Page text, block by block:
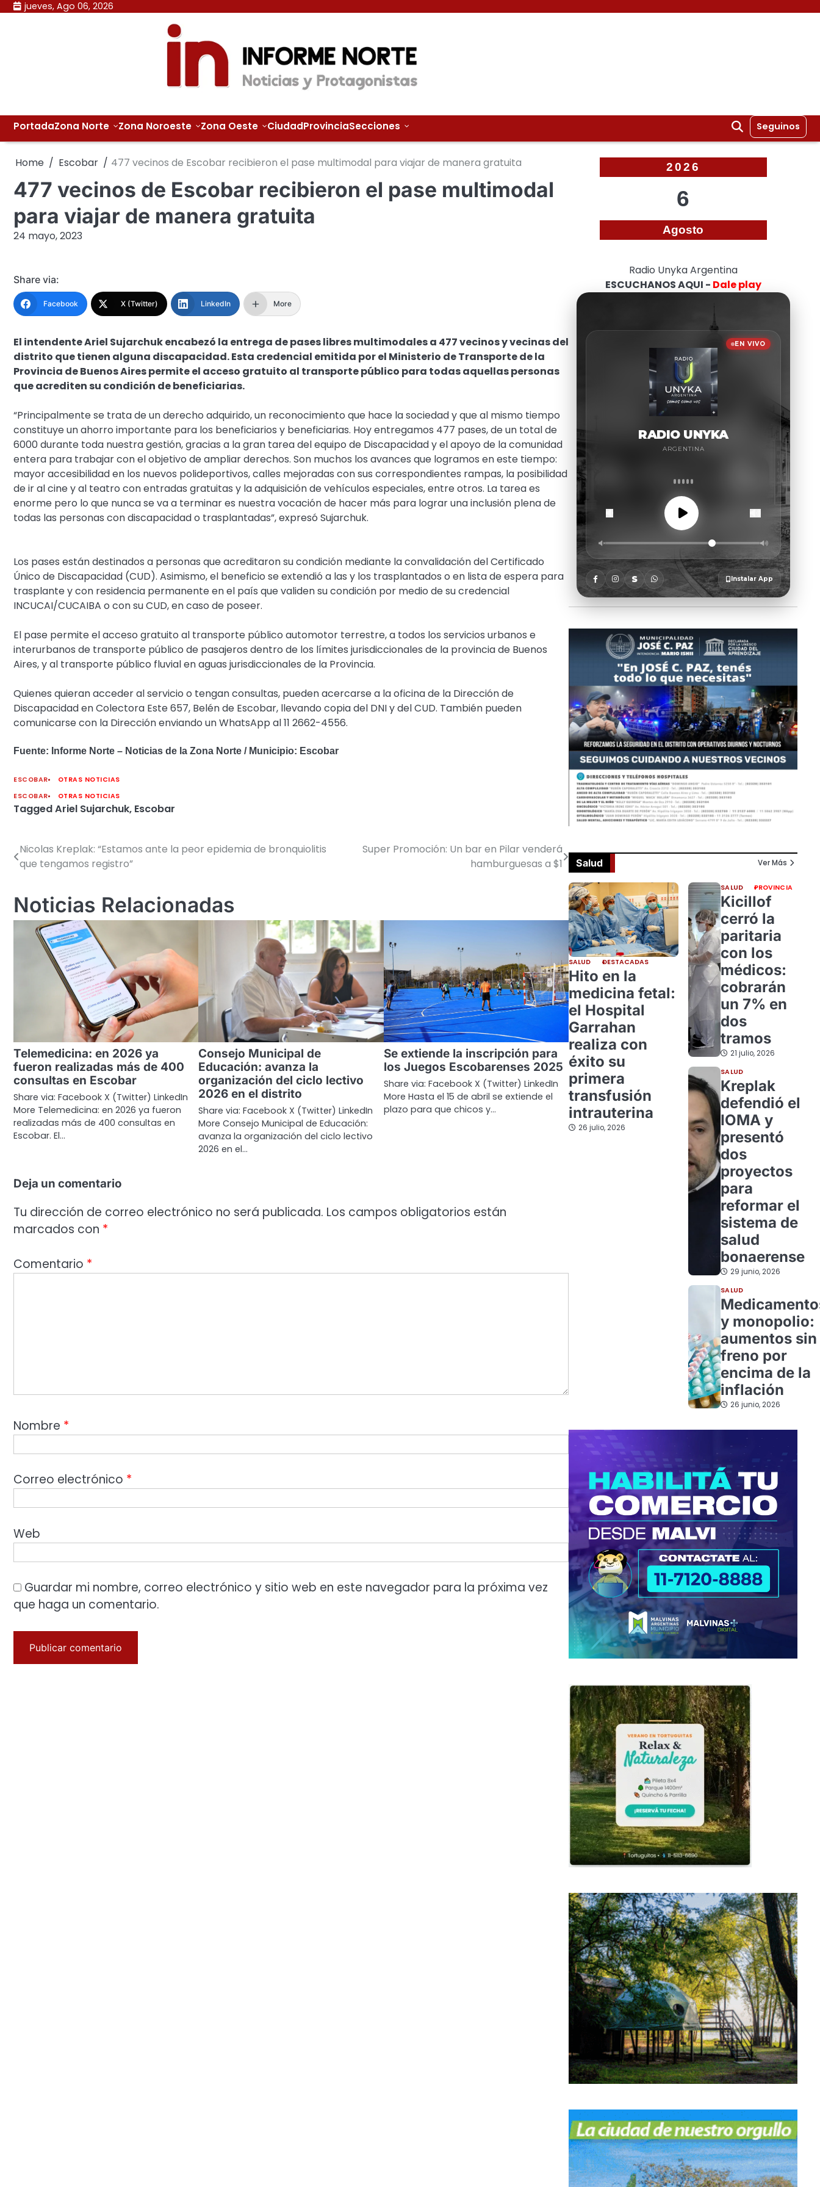
Skip jueves, Ago 06, 2026
PortadaZona Norte Zona Noroeste Zona Oeste CiudadProvinciaSecciones Seguinos
Home Escobar 477 vecinos de Escobar recibieron el pase multimodal para viajar de manera gratuita
477 vecinos de Escobar recibieron el pase multimodal
para viajar de manera gratuita
24 mayo, 2023
Share via:
Facebook X (Twitter) LinkedIn More
El intendente Ariel Sujarchuk encabezó la entrega de pases libres multimodales a 477 vecinos y vecinas del
distrito que tienen alguna discapacidad. Esta credencial emitida por el Ministerio de Transporte de la
Provincia de Buenos Aires permite el acceso gratuito al transporte público para todas aquellas personas
que acrediten su condición de beneficiarias.
“Principalmente se trata de un derecho adquirido, un reconocimiento que hace la sociedad y que al mismo tiempo
constituye un ahorro importante para los beneficiarios y beneficiarias. Hoy entregamos 477 pases, de un total de
6000 durante toda nuestra gestión, gracias a la gran tarea del equipo de Discapacidad y el apoyo de la comunidad
entera para trabajar con el objetivo de ampliar derechos. Son muchos los avances que logramos en este tiempo:
mayor accesibilidad en los nuevos polideportivos, calles mejoradas con sus correspondientes rampas, la posibilidad
de ir al cine y al teatro con entradas gratuitas y la adquisición de vehículos especiales, entre otros. La tarea es
enorme pero lo que nunca se va a terminar es nuestra vocación de hacer más para lograr una inclusión plena de
todas las personas con discapacidad o trasplantadas”, expresó Sujarchuk.
Los pases están destinados a personas que acreditaron su condición mediante la convalidación del Certificado
Único de Discapacidad (CUD). Asimismo, el beneficio se extendió a las y los trasplantados o en lista de espera para
trasplante y con residencia permanente en el país que validen su condición por medio de su credencial
INCUCAI/CUCAIBA o con su CUD, en caso de poseer.
El pase permite el acceso gratuito al transporte público automotor terrestre, a todos los servicios urbanos e
interurbanos de transporte público de pasajeros dentro de los límites jurisdiccionales de la provincia de Buenos
Aires, y al transporte público fluvial en aguas jurisdiccionales de la Provincia.
Quienes quieran acceder al servicio o tengan consultas, pueden acercarse a la oficina de la Dirección de
Discapacidad en Colectora Este 657, Belén de Escobar, llevando copia del DNI y del CUD. También pueden
comunicarse con la Dirección enviando un WhatsApp al 11 2662-4556.
Fuente: Informe Norte – Noticias de la Zona Norte / Municipio: Escobar
ESCOBAR
OTRAS NOTICIAS
ESCOBAR
OTRAS NOTICIAS
TaggedAriel Sujarchuk, Escobar
Navegación
de
entradas
Nicolas Kreplak: “Estamos ante la peor epidemia de bronquiolitis
que tengamos registro”
Super Promoción: Un bar en Pilar venderá
hamburguesas a $1
Noticias Relacionadas
Telemedicina: en 2026 ya
fueron realizadas más de 400
consultas en Escobar
Share via: Facebook X (Twitter) LinkedIn
More Telemedicina: en 2026 ya fueron
realizadas más de 400 consultas en
Escobar. El…
Consejo Municipal de
Educación: avanza la
organización del ciclo lectivo
2026 en el distrito
Share via: Facebook X (Twitter) LinkedIn
More Consejo Municipal de Educación:
avanza la organización del ciclo lectivo
2026 en el…
Se extiende la inscripción para
los Juegos Escobarenses 2025
Share via: Facebook X (Twitter) LinkedIn
More Hasta el 15 de abril se extiende el
plazo para que chicos y…
Deja un comentario
Tu dirección de correo electrónico no será publicada. Los campos obligatorios están
marcados con *
Comentario *
Nombre *
Correo electrónico *
Web
Guardar mi nombre, correo electrónico y sitio web en este navegador para la próxima vez
que haga un comentario.
2026
6
Agosto
Radio Unyka Argentina
ESCUCHANOS AQUI - Dale play
Salud Ver Más
SALUD DESTACADAS
Hito en la
medicina fetal:
el Hospital
Garrahan
realiza con
éxito su
primera
transfusión
intrauterina
26 julio, 2026
SALUD PROVINCIA
Kicillof
cerró la
paritaria
con los
médicos:
cobrarán
un 7% en
dos
tramos
21 julio, 2026
SALUD
Kreplak
defendió el
IOMA y
presentó
dos
proyectos
para
reformar el
sistema de
salud
bonaerense
29 junio, 2026
SALUD
y monopolio:
aumentos sin
freno por
encima de la
inflación
26 junio, 2026